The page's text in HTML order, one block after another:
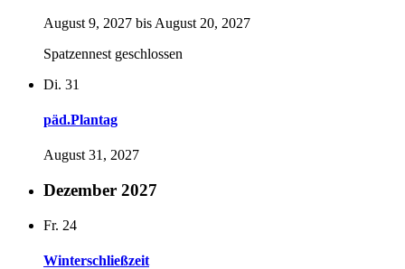
August 9, 2027 bis August 20, 2027
Spatzennest geschlossen
Di. 31
päd.Plantag
August 31, 2027
Dezember 2027
Fr. 24
Winterschließzeit